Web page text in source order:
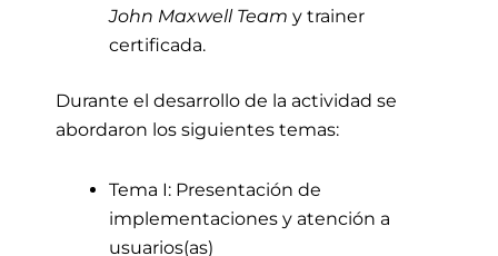
John Maxwell Team y trainer
certificada.
Durante el desarrollo de la actividad se
abordaron los siguientes temas:
Tema I: Presentación de
implementaciones y atención a
usuarios(as)